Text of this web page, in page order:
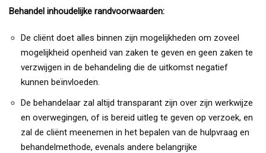
Behandel inhoudelijke randvoorwaarden:
De cliënt doet alles binnen zijn mogelijkheden om zoveel
mogelijkheid openheid van zaken te geven en geen zaken te
verzwijgen in de behandeling die de uitkomst negatief
kunnen beïnvloeden.
De behandelaar zal altijd transparant zijn over zijn werkwijze
en overwegingen, of is bereid uitleg te geven op verzoek, en
zal de cliënt meenemen in het bepalen van de hulpvraag en
behandelmethode, evenals andere belangrijke